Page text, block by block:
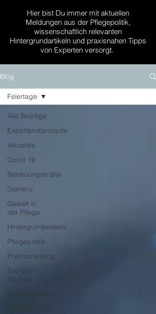
Hier bist Du immer mit aktuellen
Meldungen aus der Pflegepolitik,
wissenschaftlich relevanten
Hintergrundartikeln und praxisnahen Tipps
von Experten versorgt.
Blog
Alle Beiträge
Expertenstandards
Aktuelles
Covid 19
Betreuungskräfte
Demenz
Gewalt in
der Pflege
Hintergrundwissen
Pflegepolitik
Praxisanleitung
Tod und
Sterben
Digitalisierung
Nachhaltigkeit
Feiertage